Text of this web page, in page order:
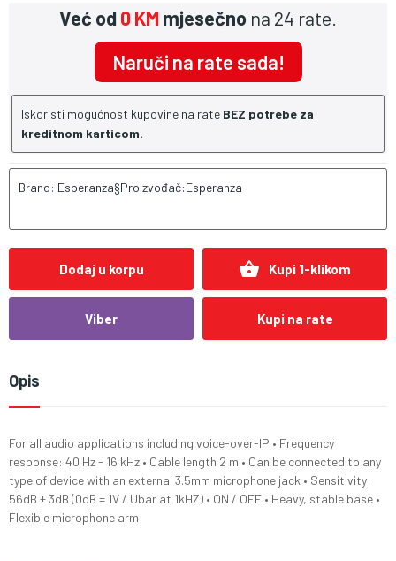
Već od0 KM mjesečno na 24 rate.
Naruči na rate sada!
Iskoristi mogućnost kupovine na rate BEZ potrebe za
kreditnom karticom.
Brand: Esperanza§Proizvođač:Esperanza
Dodaj u korpu shopping_basket Kupi 1-klikom
Viber Kupi na rate
Opis
For all audio applications including voice-over-IP • Frequency
response: 40 Hz - 16 kHz • Cable length 2 m • Can be connected to any
type of device with an external 3.5mm microphone jack • Sensitivity:
56dB ± 3dB (0dB = 1V / Ubar at 1kHZ) • ON / OFF • Heavy, stable base •
Flexible microphone arm